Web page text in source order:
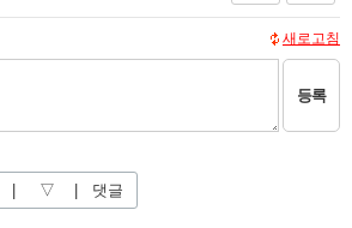
새로고침
등록
▽ 댓글